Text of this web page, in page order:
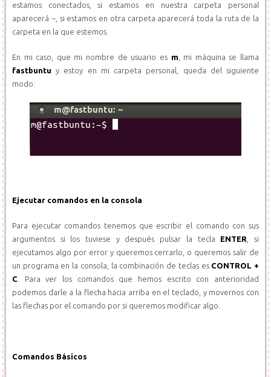
estamos conectados, si estamos en nuestra carpeta personal
aparecerá ~, si estamos en otra carpeta aparecerá toda la ruta de la
carpeta en la que estemos.
En mi caso, que mi nombre de usuario es m , mi máquina se llama
fastbuntuy estoy en mi carpeta personal, queda del siguiente
modo:
Ejecutar comandos en la consola
Para ejecutar comandos tenemos que escribir el comando con sus
argumentos si los tuviese y después pulsar la tecla ENTER , si
ejecutamos algo por error y queremos cerrarlo, o queremos salir de
un programa en la consola, la combinación de teclas es CONTROL +
C . Para ver los comandos que hemos escrito con anterioridad
podemos darle a la flecha hacia arriba en el teclado, y movernos con
las flechas por el comando por si queremos modificar algo.
Comandos Básicos